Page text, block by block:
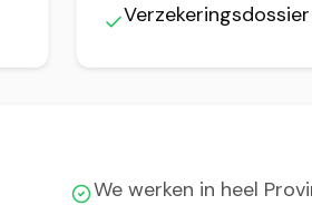
We werken in heel